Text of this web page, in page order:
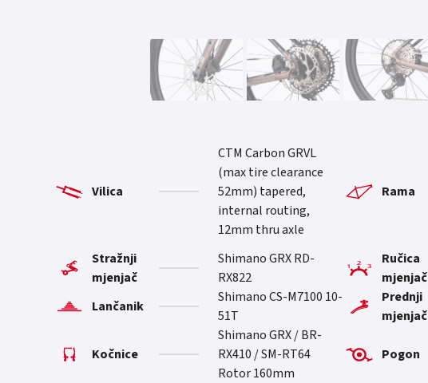
Rama
Vilica
CTM Carbon GRVL
(max tire clearance
52mm) tapered,
internal routing,
12mm thru axle
Ručica
Stražnji
mjenjač
Shimano GRX RD-
RX822
Prednji
mjenjač
Lančanik
Shimano CS-M7100 10-
51T
Pogon
Kočnice
Shimano GRX / BR-
RX410 / SM-RT64
Rotor 160mm